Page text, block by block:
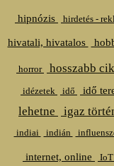
hipnózis hirdetés -
hivatali, hivatalos
horror hosszabb
idézetek idő idő
lehetne
igaz
indiai indián
internet, online IoT